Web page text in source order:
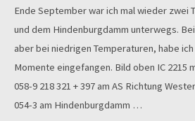
Ende September war ich mal wieder zwei
und dem Hindenburgdamm unterwegs.
aber bei niedrigen Temperaturen, habe
Momente eingefangen. Bild oben IC 2215
058-9 218 321 + 397 am AS Richtung
054-3 am Hindenburgdamm …